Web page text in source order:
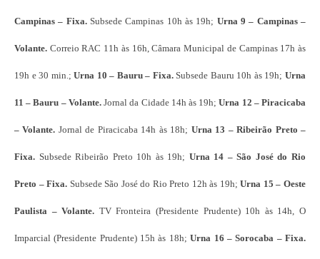
Campinas – Fixa.Subsede Campinas 10h às 19h; Urna 9 – Campinas –
Volante. Correio RAC 11h às 16h, Câmara Municipal de Campinas 17h às
19h e 30 min.;Urna 10 – Bauru – Fixa.Subsede Bauru 10h às 19h;Urna
11 – Bauru – Volante.Jornal da Cidade 14h às 19h;Urna 12 – Piracicaba
– Volante. Jornal de Piracicaba 14h às 18h; Urna 13 – Ribeirão Preto –
Fixa. Subsede Ribeirão Preto 10h às 19h; Urna 14 – São José do Rio
Preto – Fixa. Subsede São José do Rio Preto 12h às 19h;Urna 15 – Oeste
Paulista – Volante. TV Fronteira (Presidente Prudente) 10h às 14h, O
Imparcial (Presidente Prudente) 15h às 18h;Urna 16 – Sorocaba – Fixa.